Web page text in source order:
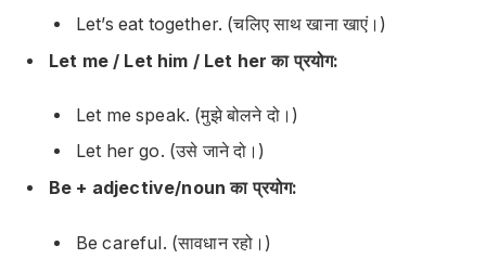
Let’s eat together. (चलिए साथ खाना खाएं।)
Let me / Let him / Let her का प्रयोग:
Let me speak. (मुझे बोलने दो।)
Let her go. (उसे जाने दो।)
Be + adjective/noun का प्रयोग:
Be careful. (सावधान रहो।)